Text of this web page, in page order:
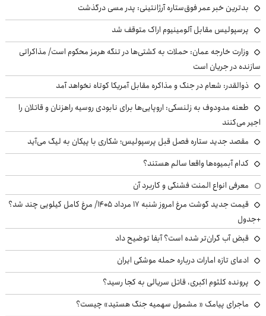
بدترین خبر عمر فوق‌ستاره آرژانتینی: پدر مسی درگذشت
پرسپولیس مقابل آلومینیوم اراک متوقف شد
وزارت خارجه عمان: حملات به کشتی‌ها در تنگه هرمز محکوم است/ مذاکراتی
سازنده در جریان است
ذوالقدر: شعام در جنگ و مذاکره مقابل آمریکا کوتاه نخواهد آمد
طعنه مدودوف به زلنسکی: اروپایی‌ها برای نابودی روسیه راهزنان و قاتلان را
اجیر می‌کنند
مقصد جدید ستاره فصل قبل پرسپولیس؛ شکاری با پیکان به لیگ می‌آید
کدام آبمیوه‌ها واقعا سالم هستند؟
معرفی انواع المنت فشنگی و کاربرد آن
قیمت جدید گوشت مرغ امروز شنبه ۱۷ مرداد ۱۴۰۵/ مرغ کامل کیلویی چند شد؟
+جدول
قبض آب گران‌تر شده است؟ آبفا توضیح داد
ادعای تازه امارات درباره حمله موشکی ایران
پرونده کلثوم اکبری، قاتل سریالی به کجا رسید؟
ماجرای پیامک « مشمول سهمیه جنگ هستید» چیست؟